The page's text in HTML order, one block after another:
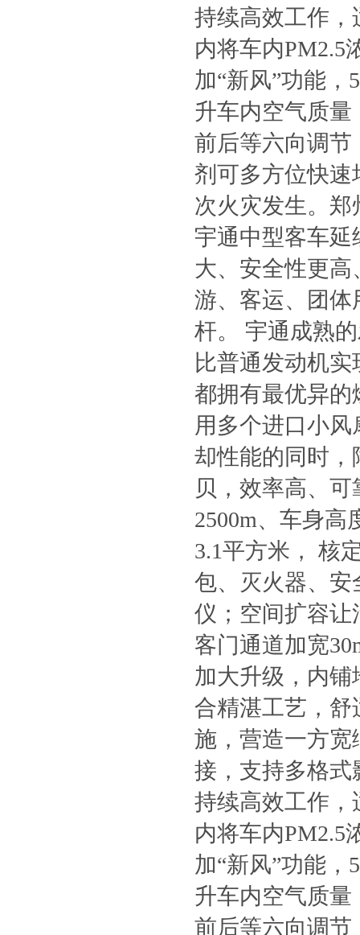
持续高效工作，
内将车内PM2.5
加“新风”功能
升车内空气质
前后等六向调
剂可多方位快
次火灾发生。 郑
宇通中型客车延
大、安全性更
游、客运、团
杆。 宇通成熟
比普通发动机
都拥有最优异的
用多个进口小
却性能的同时，
贝，效率高、
2500m、车身高
3.1平方米， 核
包、灭火器、
仪；空间扩容让
客门通道加宽
加大升级，内
合精湛工艺，
施，营造一方
接，支持多格
持续高效工作，
内将车内PM2.5
加“新风”功能
升车内空气质
前后等六向调